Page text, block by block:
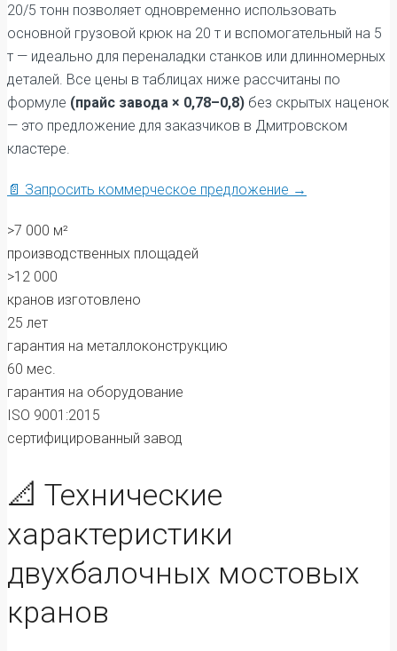
20/5 тонн позволяет одновременно использовать
основной грузовой крюк на 20 т и вспомогательный на 5
т — идеально для переналадки станков или длинномерных
деталей. Все цены в таблицах ниже рассчитаны по
формуле (прайс завода × 0,78–0,8) без скрытых наценок
— это предложение для заказчиков в Дмитровском
кластере.
📄 Запросить коммерческое предложение →
>7 000 м²
производственных площадей
>12 000
кранов изготовлено
25 лет
гарантия на металлоконструкцию
60 мес.
гарантия на оборудование
ISO 9001:2015
сертифицированный завод
📐 Технические
характеристики
двухбалочных мостовых
кранов